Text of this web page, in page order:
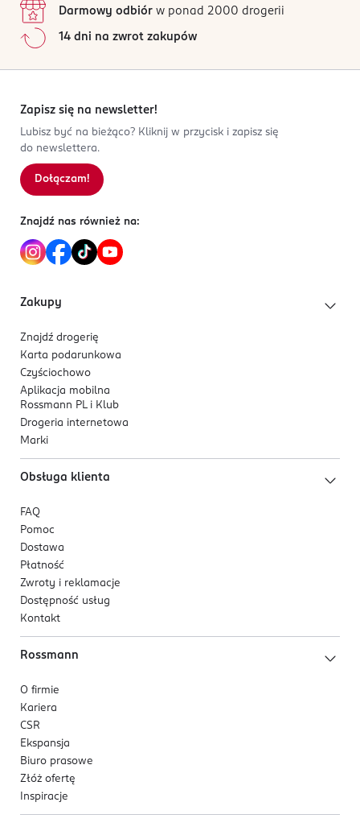
DE-Niemcy
Kod EAN
4
0%
2
1
0%
Sortowanie wg
Darmowy odbiór w ponad 2000 drogerii
14 dni na zwrot zakupów
Zapisz się na newsletter!
Lubisz być na bieżąco? Kliknij w przycisk i zapisz się
do newslettera.
Dołączam!
Znajdź nas również na:
Zakupy
Znajdź drogerię
Karta podarunkowa
Czyściochowo
Aplikacja mobilna
Rossmann PL i Klub
Drogeria internetowa
Marki
Obsługa klienta
FAQ
Pomoc
Dostawa
Płatność
Zwroty i reklamacje
Dostępność usług
Kontakt
Rossmann
O firmie
Kariera
CSR
Ekspansja
Biuro prasowe
Złóż ofertę
Inspiracje